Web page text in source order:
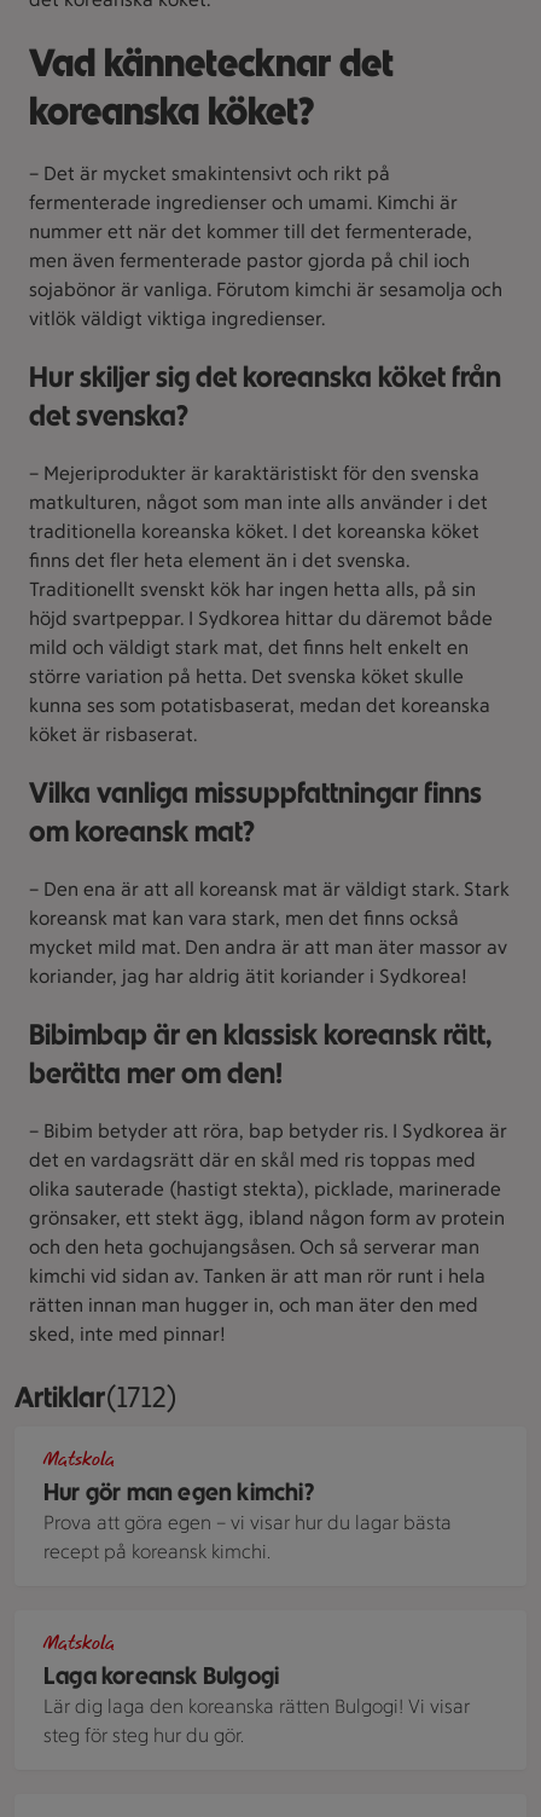
Vad kännetecknar det
koreanska köket?
– Det är mycket smakintensivt och rikt på
fermenterade ingredienser och umami. Kimchi är
nummer ett när det kommer till det fermenterade,
men även fermenterade pastor gjorda på chil ioch
sojabönor är vanliga. Förutom kimchi är sesamolja och
vitlök väldigt viktiga ingredienser.
Hur skiljer sig det koreanska köket från
det svenska?
– Mejeriprodukter är karaktäristiskt för den svenska
matkulturen, något som man inte alls använder i det
traditionella koreanska köket. I det koreanska köket
finns det fler heta element än i det svenska.
Traditionellt svenskt kök har ingen hetta alls, på sin
höjd svartpeppar. I Sydkorea hittar du däremot både
mild och väldigt stark mat, det finns helt enkelt en
större variation på hetta. Det svenska köket skulle
kunna ses som potatisbaserat, medan det koreanska
köket är risbaserat.
Vilka vanliga missuppfattningar finns
om koreansk mat?
– Den ena är att all koreansk mat är väldigt stark. Stark
koreansk mat kan vara stark, men det finns också
mycket mild mat. Den andra är att man äter massor av
koriander, jag har aldrig ätit koriander i Sydkorea!
Bibimbap är en klassisk koreansk rätt,
berätta mer om den!
– Bibim betyder att röra, bap betyder ris. I Sydkorea är
det en vardagsrätt där en skål med ris toppas med
olika sauterade (hastigt stekta), picklade, marinerade
grönsaker, ett stekt ägg, ibland någon form av protein
och den heta gochujangsåsen. Och så serverar man
kimchi vid sidan av. Tanken är att man rör runt i hela
rätten innan man hugger in, och man äter den med
sked, inte med pinnar!
ArtiklarVisar 1712 stycken
(1712)
Hur gör man egen kimchi?
Matskola
Prova att göra egen – vi visar hur du lagar bästa
recept på koreansk kimchi.
Laga koreansk Bulgogi
Matskola
Lär dig laga den koreanska rätten Bulgogi! Vi visar
steg för steg hur du gör.